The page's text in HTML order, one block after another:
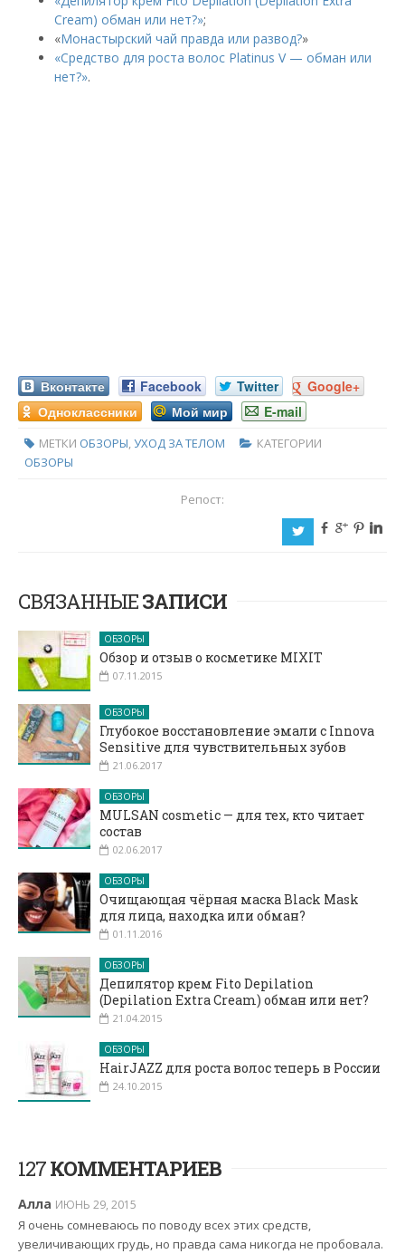
Cream) обман или нет?»;
«Монастырский чай правда или развод?»
«Средство для роста волос Platinus V — обман или
нет?».
Вконтакте Facebook Twitter
Google+
Одноклассники
Мой мир E-mail
МЕТКИ ОБЗОРЫ,УХОД ЗА ТЕЛОМ
КАТЕГОРИИ
ОБЗОРЫ
Репост:
a b c d j
СВЯЗАННЫЕЗАПИСИ
ОБЗОРЫ
Обзор и отзыв о косметике MIXIT
07.11.2015
ОБЗОРЫ
Глубокое восстановление эмали с Innova
Sensitive для чувствительных зубов
21.06.2017
ОБЗОРЫ
MULSAN cosmetic — для тех, кто читает
состав
02.06.2017
ОБЗОРЫ
Очищающая чёрная маска Black Mask
для лица, находка или обман?
01.11.2016
ОБЗОРЫ
Депилятор крем Fito Depilation
(Depilation Extra Cream) обман или нет?
21.04.2015
ОБЗОРЫ
HairJAZZ для роста волос теперь в России
24.10.2015
127КОММЕНТАРИЕВ
Алла ИЮНЬ 29, 2015
Я очень сомневаюсь по поводу всех этих средств,
увеличивающих грудь, но правда сама никогда не пробовала.